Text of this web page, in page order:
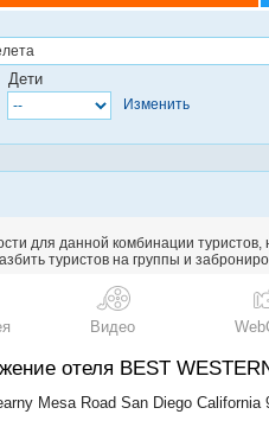
Изменить
Дети
для данной комбинации
туристов на группы и
Видео
отеля BEST
Mesa Road San Diego California